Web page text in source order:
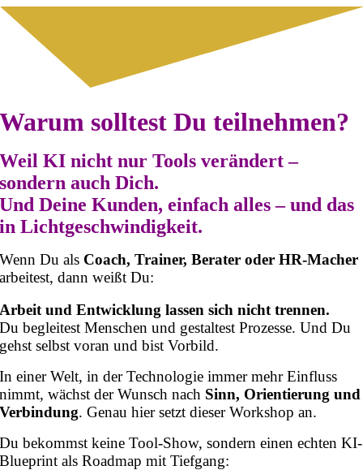
Warum solltest Du teilnehmen?
Weil KI nicht nur Tools verändert –
sondern auch Dich.
Und Deine Kunden, einfach alles – und das
in Lichtgeschwindigkeit.
Wenn Du als Coach, Trainer, Berater oder HR-Macher
arbeitest, dann weißt Du:
Arbeit und Entwicklung lassen sich nicht trennen.
Du begleitest Menschen und gestaltest Prozesse. Und Du
gehst selbst voran und bist Vorbild.
In einer Welt, in der Technologie immer mehr Einfluss
nimmt, wächst der Wunsch nach Sinn, Orientierung und
Verbindung. Genau hier setzt dieser Workshop an.
Du bekommst keine Tool-Show, sondern einen echten KI-
Blueprint als Roadmap mit Tiefgang: